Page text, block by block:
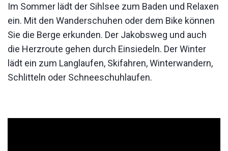
Im Sommer lädt der Sihlsee zum Baden und Relaxen
ein. Mit den Wanderschuhen oder dem Bike können
Sie die Berge erkunden. Der Jakobsweg und auch
die Herzroute gehen durch Einsiedeln. Der Winter
lädt ein zum Langlaufen, Skifahren, Winterwandern,
Schlitteln oder Schneeschuhlaufen.